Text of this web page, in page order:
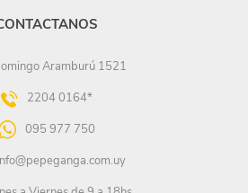
Aramburú 1521
2204 0164*
095 977 750